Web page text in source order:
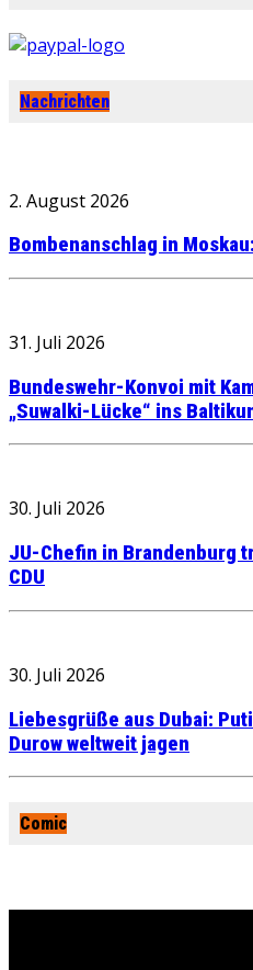
Nachrichten
2. August 2026
Bombenanschlag in
31. Juli 2026
Bundeswehr-Konvoi mit
„Suwalki-Lücke“ ins
30. Juli 2026
JU-Chefin in Brandenburg
CDU
30. Juli 2026
Liebesgrüße aus Dubai:
Durow weltweit jagen
Comic